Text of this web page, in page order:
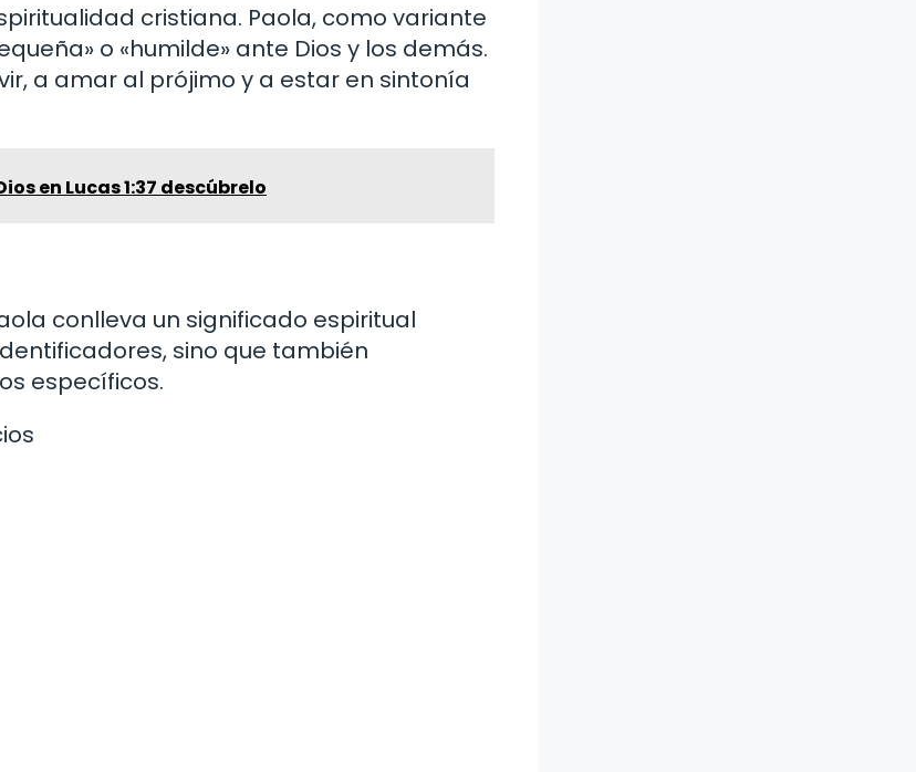
cristiana. Paola, como variante
o «humilde» ante Dios y los demás.
a amar al prójimo y a estar en sintonía
en Lucas 1:37 descúbrelo
conlleva un significado espiritual
sino que también
específicos.